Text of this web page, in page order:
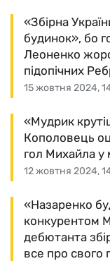
15 жовтня 2024,
«Збірна
будинок», бо
Леоненко
підопічних
12 жовтня 2024,
«Мудрик
Кополовець
гол Михайла у
«Назаренко
конкурентом
дебютанта
все про свого